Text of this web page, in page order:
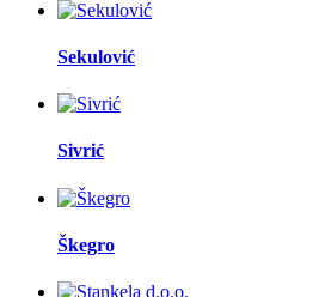
Sekulović
Sivrić
Škegro